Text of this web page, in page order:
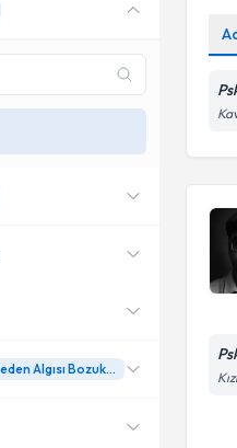
sunan
uzmanları
Beden Algısı Bozukluğu